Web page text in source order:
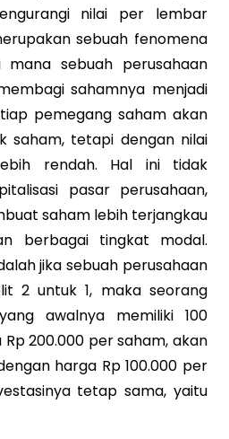
nilai per lembar
sebuah fenomena
sebuah perusahaan
sahamnya menjadi
pemegang saham akan
saham, tetapi dengan nilai
rendah. Hal ini tidak
pasar perusahaan,
saham lebih terjangkau
berbagai tingkat modal.
jika sebuah perusahaan
2 untuk 1, maka seorang
awalnya memiliki 100
200.000 per saham, akan
harga Rp 100.000 per
tetap sama, yaitu